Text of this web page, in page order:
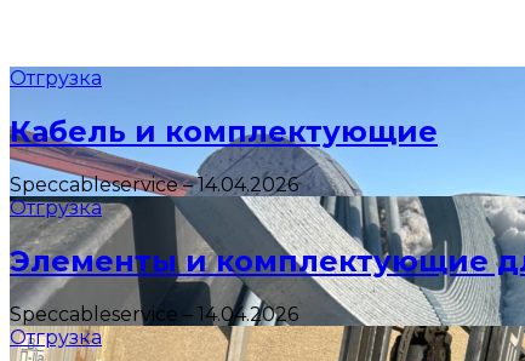
Отгрузка
Кабель и комплектующие
Speccableservice–14.04.2026
Отгрузка
Элементы и комплектующие
Speccableservice – 14.04.2026
Отгрузка